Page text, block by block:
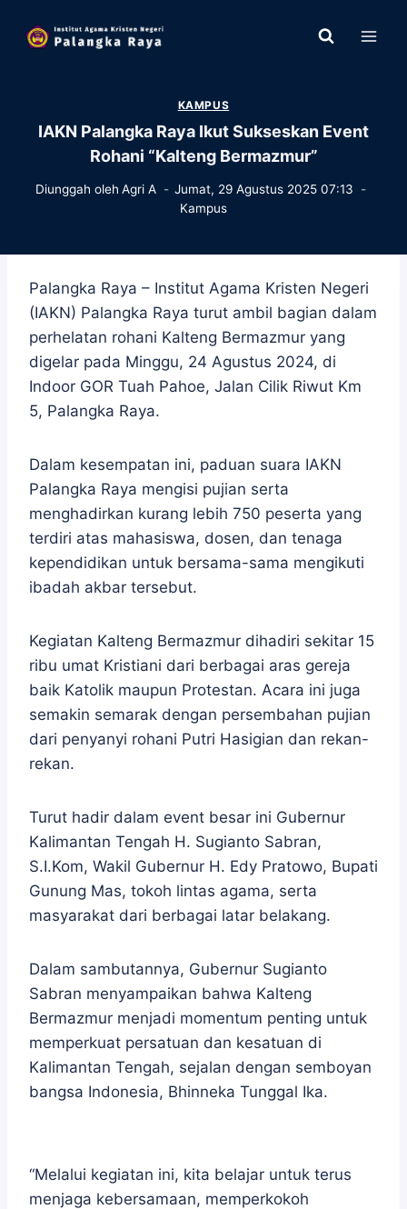
KAMPUS
IAKN Palangka Raya Ikut Sukseskan Event
Rohani “Kalteng Bermazmur”
Diunggah oleh Agri A
Jumat, 29 Agustus 2025 07:13
Kampus
Palangka Raya – Institut Agama Kristen Negeri
(IAKN) Palangka Raya turut ambil bagian dalam
perhelatan rohani Kalteng Bermazmur yang
digelar pada Minggu, 24 Agustus 2024, di
Indoor GOR Tuah Pahoe, Jalan Cilik Riwut Km
5, Palangka Raya.
Dalam kesempatan ini, paduan suara IAKN
Palangka Raya mengisi pujian serta
menghadirkan kurang lebih 750 peserta yang
terdiri atas mahasiswa, dosen, dan tenaga
kependidikan untuk bersama-sama mengikuti
ibadah akbar tersebut.
Kegiatan Kalteng Bermazmur dihadiri sekitar 15
ribu umat Kristiani dari berbagai aras gereja
baik Katolik maupun Protestan. Acara ini juga
semakin semarak dengan persembahan pujian
dari penyanyi rohani Putri Hasigian dan rekan-
rekan.
Turut hadir dalam event besar ini Gubernur
Kalimantan Tengah H. Sugianto Sabran,
S.I.Kom, Wakil Gubernur H. Edy Pratowo, Bupati
Gunung Mas, tokoh lintas agama, serta
masyarakat dari berbagai latar belakang.
Dalam sambutannya, Gubernur Sugianto
Sabran menyampaikan bahwa Kalteng
Bermazmur menjadi momentum penting untuk
memperkuat persatuan dan kesatuan di
Kalimantan Tengah, sejalan dengan semboyan
bangsa Indonesia, Bhinneka Tunggal Ika.
“Melalui kegiatan ini, kita belajar untuk terus
menjaga kebersamaan, memperkokoh